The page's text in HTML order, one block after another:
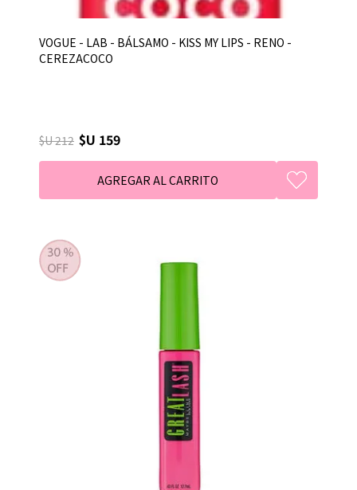
VOGUE - LAB - BÁLSAMO - KISS MY LIPS - RENO -
CEREZACOCO
$U 212 $U 159